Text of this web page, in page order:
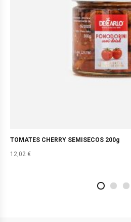
TOMATES CHERRY SEMISECOS 200g
12,02 €